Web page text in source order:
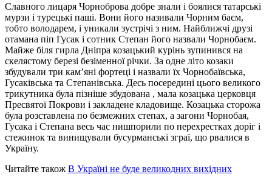
Славного лицаря Чорноброва добре знали і боялися татарські
мурзи і турецькі паші. Вони його називали Чорним баєм,
тобто володарем, і уникали зустрічі з ним. Найближчі друзі
отамана піп Гусак і сотник Степан його назвали Чорнобаєм.
Майже біля гирла Дніпра козацький курінь зупинився на
скелястому березі безіменної річки. За одне літо козаки
збудували три кам’яні фортеці і назвали їх Чорнобаївська,
Гусаківська та Степанівська. Десь посередині цього великого
трикутника була пізніше збудована , мала козацька церковця
Пресвятої Покрови і закладене кладовище. Козацька сторожа
була розставлена по безмежних степах, а загони Чорнобая,
Гусака і Степана весь час нишпорили по перехрестках доріг і
стежинок та винищували бусурманські зграї, що рвалися в
Україну.
Читайте також В Україні не буде великодних вихідних